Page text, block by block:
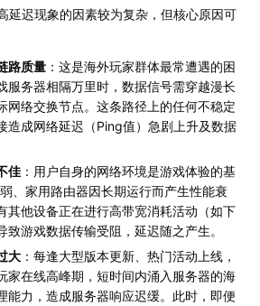
延迟现象的因素较为复杂，但核心原因可
路质量 ：这是海外玩家群体最常遭遇的困
服务器相隔万里时，数据信号需穿越漫长
网络交换节点。这条路径上的任何不稳定
造成网络延迟（Ping值）急剧上升及数据
佳 ：用户自身的网络环境是游戏体验的基
、家用路由器因长期运行而产生性能衰
其他设备正在进行高带宽消耗活动（如下
致游戏数据传输受阻，延迟随之产生。
大 ：每逢大型版本更新、热门活动上线，
家在线高峰期，短时间内涌入服务器的海
能力，造成服务器响应迟缓。此时，即便